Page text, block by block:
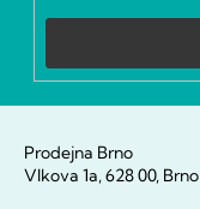
Prodejna Brno
Vlkova 1a, 628 00, Brno